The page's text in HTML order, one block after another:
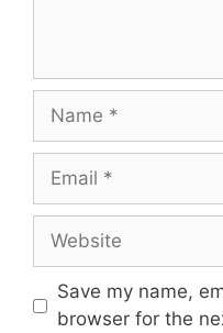
Name
Email
Website
Save my name,
browser for the